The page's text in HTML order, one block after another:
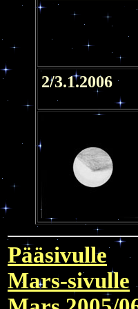
2/3.1.2006
Pääsivulle
Mars-sivulle